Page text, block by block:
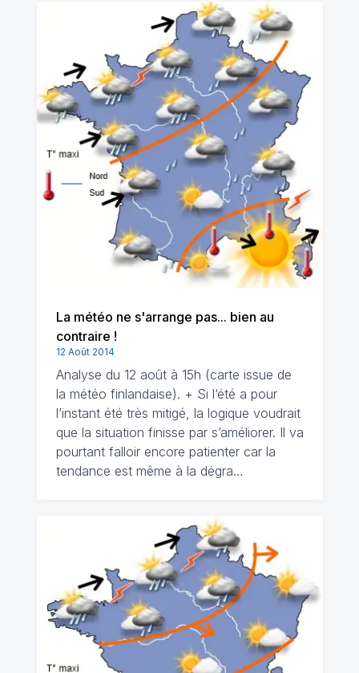
La météo ne s'arrange pas... bien au
contraire !
12 Août 2014
Analyse du 12 août à 15h (carte issue de
la météo finlandaise). + Si l‘été a pour
l’instant été très mitigé, la logique voudrait
que la situation finisse par s’améliorer. Il va
pourtant falloir encore patienter car la
tendance est même à la dégra…